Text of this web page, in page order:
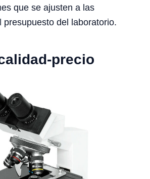
que se ajusten a las
presupuesto del laboratorio.
precio